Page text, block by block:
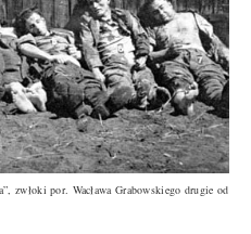
zwłoki por. Wacława Grabowskiego drugie od